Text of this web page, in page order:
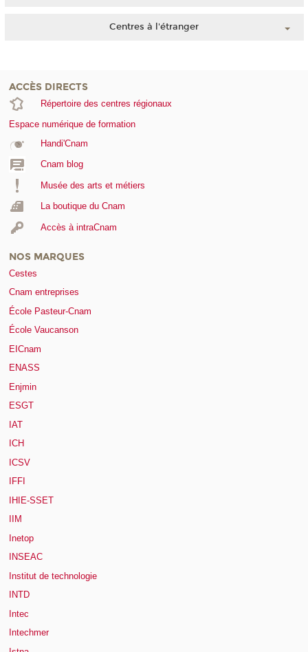
Centres à l'étranger
Maroc
ACCÈS DIRECTS
Répertoire des centres régionaux
Espace numérique de formation
Handi'Cnam
Cnam blog
Musée des arts et métiers
La boutique du Cnam
Accès à intraCnam
NOS MARQUES
Cestes
Cnam entreprises
École Pasteur-Cnam
École Vaucanson
EICnam
ENASS
Enjmin
ESGT
IAT
ICH
ICSV
IFFI
IHIE-SSET
IIM
Inetop
INSEAC
Institut de technologie
INTD
Intec
Intechmer